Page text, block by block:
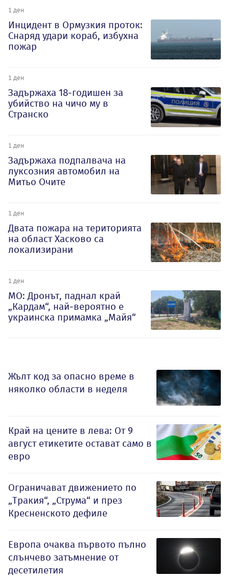
1 ден
Инцидент в Ормузкия проток:
Снаряд удари кораб, избухна
пожар
1 ден
Задържаха 18-годишен за
убийство на чичо му в
Странско
1 ден
Задържаха подпалвача на
луксозния автомобил на
Митьо Очите
1 ден
Двата пожара на територията
на област Хасково са
локализирани
1 ден
МО: Дронът, паднал край
„Кардам“, най-вероятно е
украинска примамка „Майя“
Жълт код за опасно време в
няколко области в неделя
Край на цените в лева: От 9
август етикетите остават само в
евро
Ограничават движението по
„Тракия“, „Струма“ и през
Кресненското дефиле
Европа очаква първото пълно
слънчево затъмнение от
десетилетия